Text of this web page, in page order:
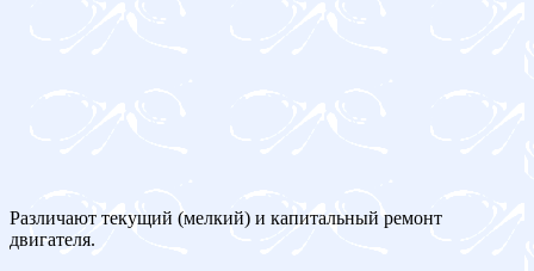
Различают текущий (мелкий) и капитальный ремонт
двигателя.